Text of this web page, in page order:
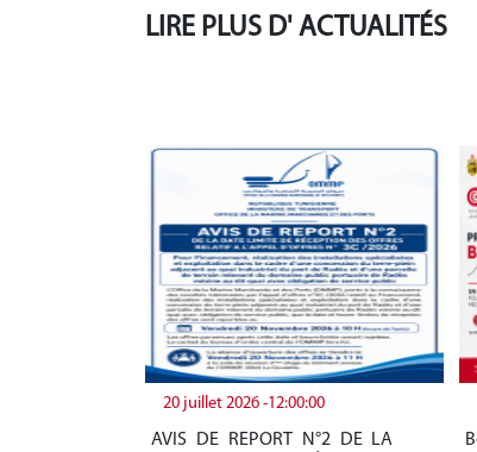
LIRE PLUS D' ACTUALITÉS
20 juillet 2026 -12:00:00
AVIS DE REPORT N°2 DE LA